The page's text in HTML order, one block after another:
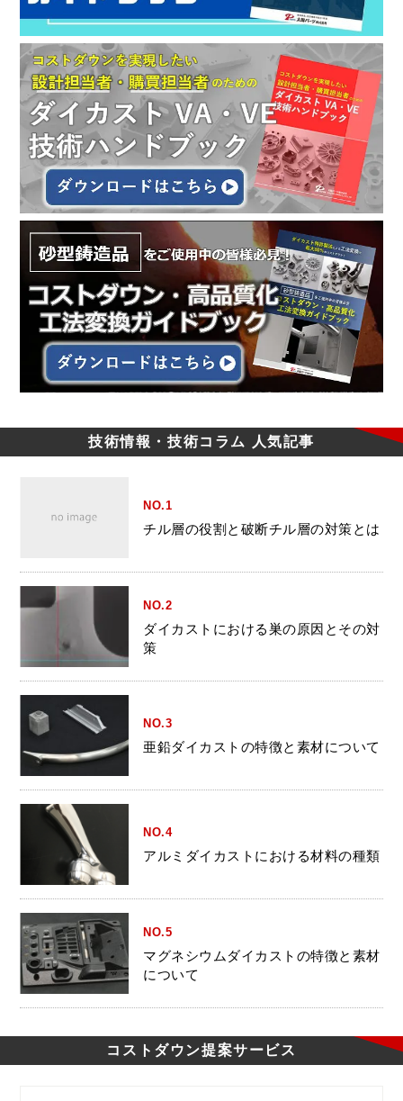
技術情報・技術コラム 人気記事
NO.1
チル層の役割と破断チル層の対策とは
NO.2
ダイカストにおける巣の原因とその対
策
NO.3
亜鉛ダイカストの特徴と素材について
NO.4
アルミダイカストにおける材料の種類
NO.5
マグネシウムダイカストの特徴と素材
について
コストダウン提案サービス